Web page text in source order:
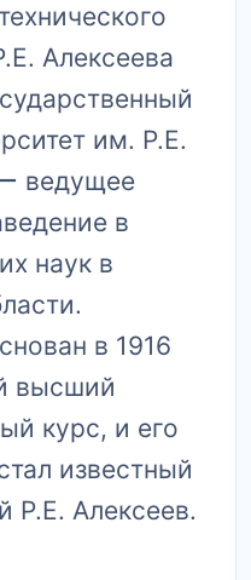
Алексеева
им. Р.​Е.​
ведущее
в
наук в
в 1916
высший
курс, и его
известный
Р.​Е.​ Алексеев.​